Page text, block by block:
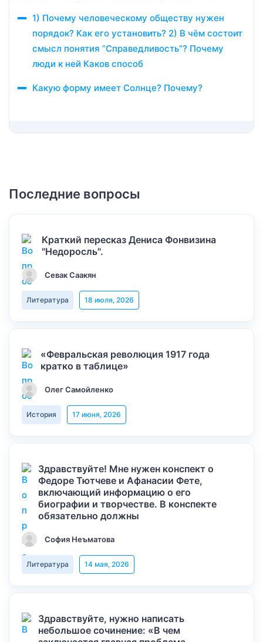
1) Почему человеческому обществу нужен
порядок? Как его установить? 2) В чём состоит
смысл понятия “Справедливость”? Почему
люди к ней Каков способ
Какую форму имеет Солнце? Почему?
Последние вопросы
Краткий пересказ Дениса Фонвизина
"Недоросль".
Севак Саакян
Литература 18 июля, 2026
«Февральская революция 1917 года
кратко в таблице»
Олег Самойленко
История 17 июня, 2026
Здравствуйте! Мне нужен конспект о
Федоре Тютчеве и Афанасии Фете,
включающий информацию о его
биографии и творчестве. В конспекте
обязательно должны
София Неъматова
Литература 14 мая, 2026
Здравствуйте, нужно написать
небольшое сочинение: «В чем